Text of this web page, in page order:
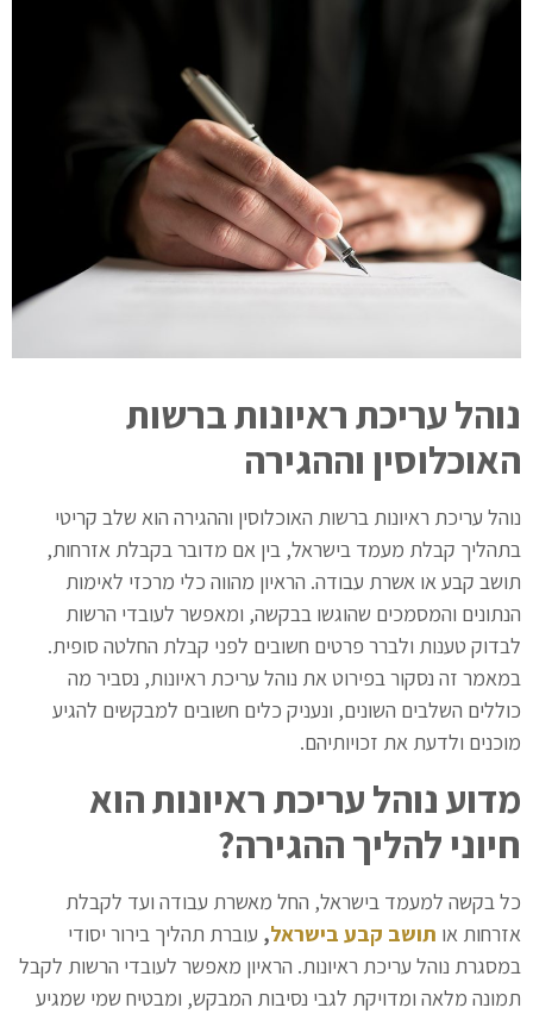
נוהל עריכת ראיונות ברשות
האוכלוסין וההגירה
נוהל עריכת ראיונות ברשות האוכלוסין וההגירה הוא שלב קריטי
בתהליך קבלת מעמד בישראל, בין אם מדובר בקבלת אזרחות,
תושב קבע או אשרת עבודה. הראיון מהווה כלי מרכזי לאימות
הנתונים והמסמכים שהוגשו בבקשה, ומאפשר לעובדי הרשות
לבדוק טענות ולברר פרטים חשובים לפני קבלת החלטה סופית.
במאמר זה נסקור בפירוט את נוהל עריכת ראיונות, נסביר מה
כוללים השלבים השונים, ונעניק כלים חשובים למבקשים להגיע
מוכנים ולדעת את זכויותיהם.
מדוע נוהל עריכת ראיונות הוא
חיוני להליך ההגירה?
כל בקשה למעמד בישראל, החל מאשרת עבודה ועד לקבלת
אזרחות או תושב קבע בישראל, עוברת תהליך בירור יסודי
במסגרת נוהל עריכת ראיונות. הראיון מאפשר לעובדי הרשות לקבל
תמונה מלאה ומדויקת לגבי נסיבות המבקש, ומבטיח שמי שמגיע